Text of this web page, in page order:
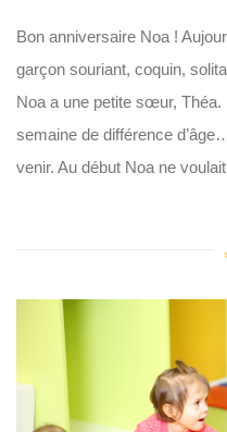
Bon anniversaire Noa !
garçon souriant, coquin,
Noa a une petite sœur, Théa.
semaine de différence
venir. Au début Noa ne